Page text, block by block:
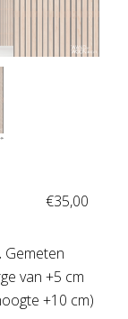
€35,00
Gemeten
van +5 cm
+10 cm)